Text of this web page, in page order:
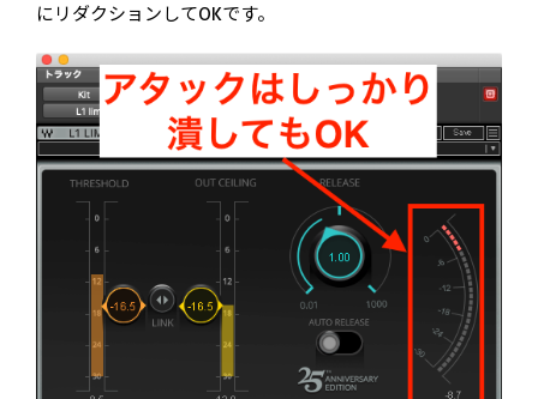
にリダクションしてOKです。